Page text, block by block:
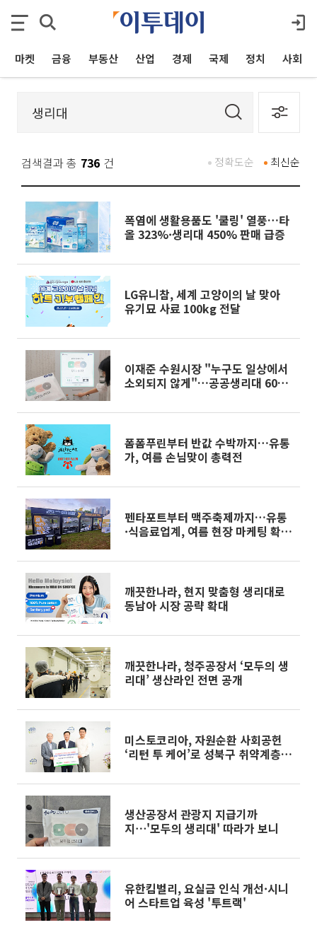
마켓 금융 부동산 산업 경제 국제 정치 사회
검색결과 총 736 건 최신순
정확도순
폭염에 생활용품도 '쿨링' 열풍…타
올 323%·생리대 450% 판매 급증
LG유니참, 세계 고양이의 날 맞아
유기묘 사료 100kg 전달
이재준 수원시장 "누구도 일상에서
소외되지 않게"…공공생리대 60대
폼폼푸린부터 반값 수박까지…유통
가, 여름 손님맞이 총력전
펜타포트부터 맥주축제까지…유통
·식음료업계, 여름 현장 마케팅 확
깨끗한나라, 현지 맞춤형 생리대로
동남아 시장 공략 확대
깨끗한나라, 청주공장서 ‘모두의 생
리대’ 생산라인 전면 공개
미스토코리아, 자원순환 사회공헌
‘리턴 투 케어’로 성북구 취약계층
생산공장서 관광지 지급기까
지⋯'모두의 생리대' 따라가 보니
유한킴벌리, 요실금 인식 개선·시니
어 스타트업 육성 '투트랙'